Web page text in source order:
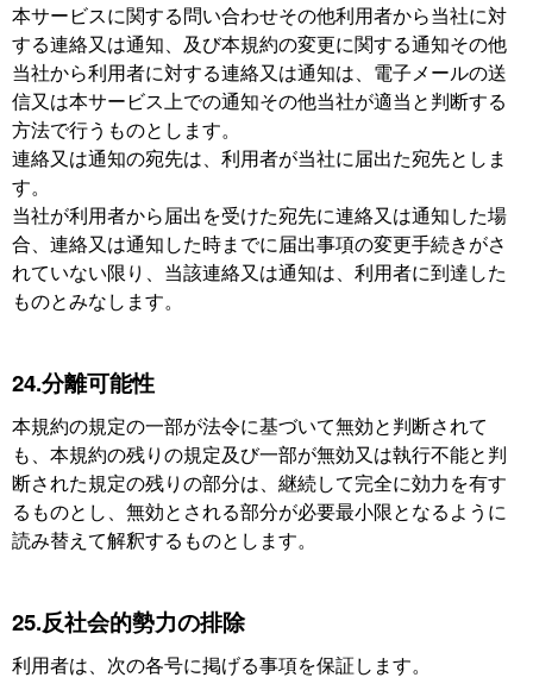
本サービスに関する問い合わせその他利用者から当社に対
する連絡又は通知、及び本規約の変更に関する通知その他
当社から利用者に対する連絡又は通知は、電子メールの送
信又は本サービス上での通知その他当社が適当と判断する
方法で行うものとします。
連絡又は通知の宛先は、利用者が当社に届出た宛先としま
す。
当社が利用者から届出を受けた宛先に連絡又は通知した場
合、連絡又は通知した時までに届出事項の変更手続きがさ
れていない限り、当該連絡又は通知は、利用者に到達した
ものとみなします。
24.分離可能性
本規約の規定の一部が法令に基づいて無効と判断されて
も、本規約の残りの規定及び一部が無効又は執行不能と判
断された規定の残りの部分は、継続して完全に効力を有す
るものとし、無効とされる部分が必要最小限となるように
読み替えて解釈するものとします。
25.反社会的勢力の排除
利用者は、次の各号に掲げる事項を保証します。